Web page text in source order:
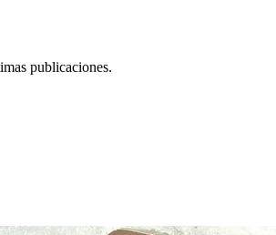
publicaciones.